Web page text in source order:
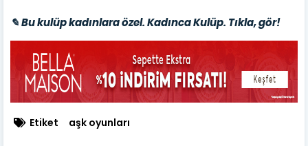
✎ Bu kulüp kadınlara özel. Kadınca Kulüp. Tıkla, gör!
Etiket aşk oyunları